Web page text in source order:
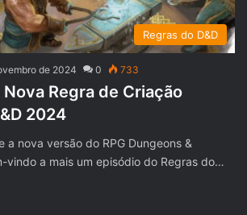
Regras do D&D
de 2024 0 733
Nova Regra de Criação
2024
a nova versão do RPG Dungeons &
vindo a mais um episódio do Regras do…